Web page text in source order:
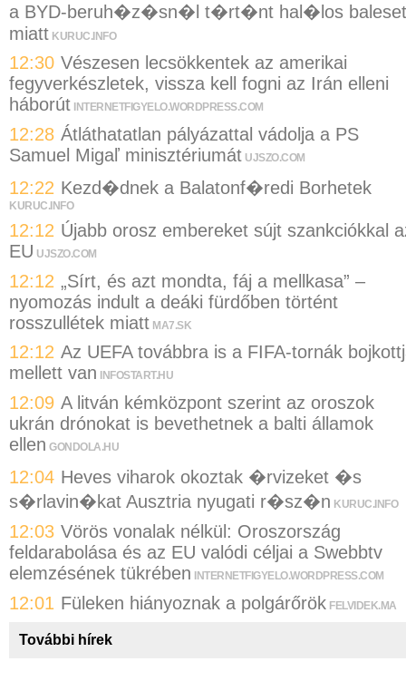
a BYD-beruh�z�sn�l t�rt�nt hal�los baleset
miatt KURUC.INFO
12:30 Vészesen lecsökkentek az amerikai
fegyverkészletek, vissza kell fogni az Irán elleni
háborút INTERNETFIGYELO.WORDPRESS.COM
12:28 Átláthatatlan pályázattal vádolja a PS
Samuel Migaľ minisztériumát UJSZO.COM
12:22 Kezd�dnek a Balatonf�redi Borhetek
KURUC.INFO
12:12 Újabb orosz embereket sújt szankciókkal
EU UJSZO.COM
12:12 „Sírt, és azt mondta, fáj a mellkasa” –
nyomozás indult a deáki fürdőben történt
rosszullétek miatt MA7.SK
12:12 Az UEFA továbbra is a FIFA-tornák
mellett van
INFOSTART.HU
12:09 A litván kémközpont szerint az oroszok
ukrán drónokat is bevethetnek a balti államok
ellen GONDOLA.HU
12:04 Heves viharok okoztak �rvizeket �s
s�rlavin�kat Ausztria nyugati r�sz�n KURUC.INFO
12:03 Vörös vonalak nélkül: Oroszország
feldarabolása és az EU valódi céljai a Swebbtv
elemzésének tükrében
INTERNETFIGYELO.WORDPRESS.COM
12:01 Füleken hiányoznak a polgárőrök FELVIDEK.MA
További hírek